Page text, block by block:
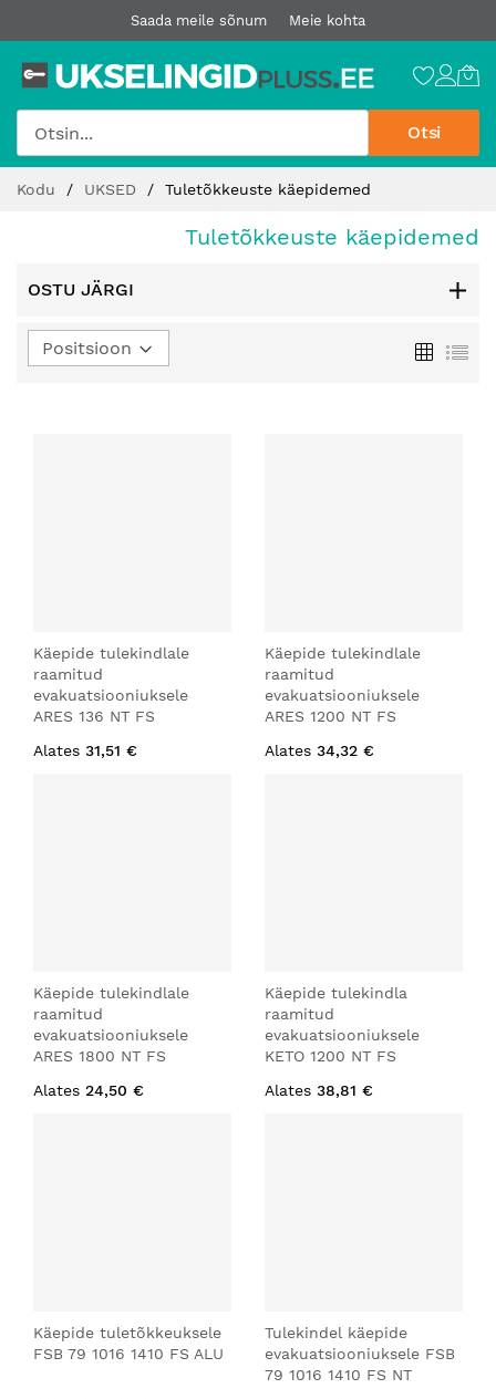
Saada meile sõnum Meie kohta
Otsi
sisu
Kodu UKSED Tuletõkkeuste käepidemed
Tuletõkkeuste käepidemed
OSTU JÄRGI
Käepide tulekindlale
raamitud
evakuatsiooniuksele
ARES 136 NT FS
Alates 31,51 €
Käepide tulekindlale
raamitud
evakuatsiooniuksele
ARES 1200 NT FS
Alates 34,32 €
Käepide tulekindlale
raamitud
evakuatsiooniuksele
ARES 1800 NT FS
Alates 24,50 €
Käepide tulekindla
raamitud
evakuatsiooniuksele
KETO 1200 NT FS
Alates 38,81 €
Käepide tuletõkkeuksele
FSB 79 1016 1410 FS ALU
Tulekindel käepide
evakuatsiooniuksele FSB
79 1016 1410 FS NT